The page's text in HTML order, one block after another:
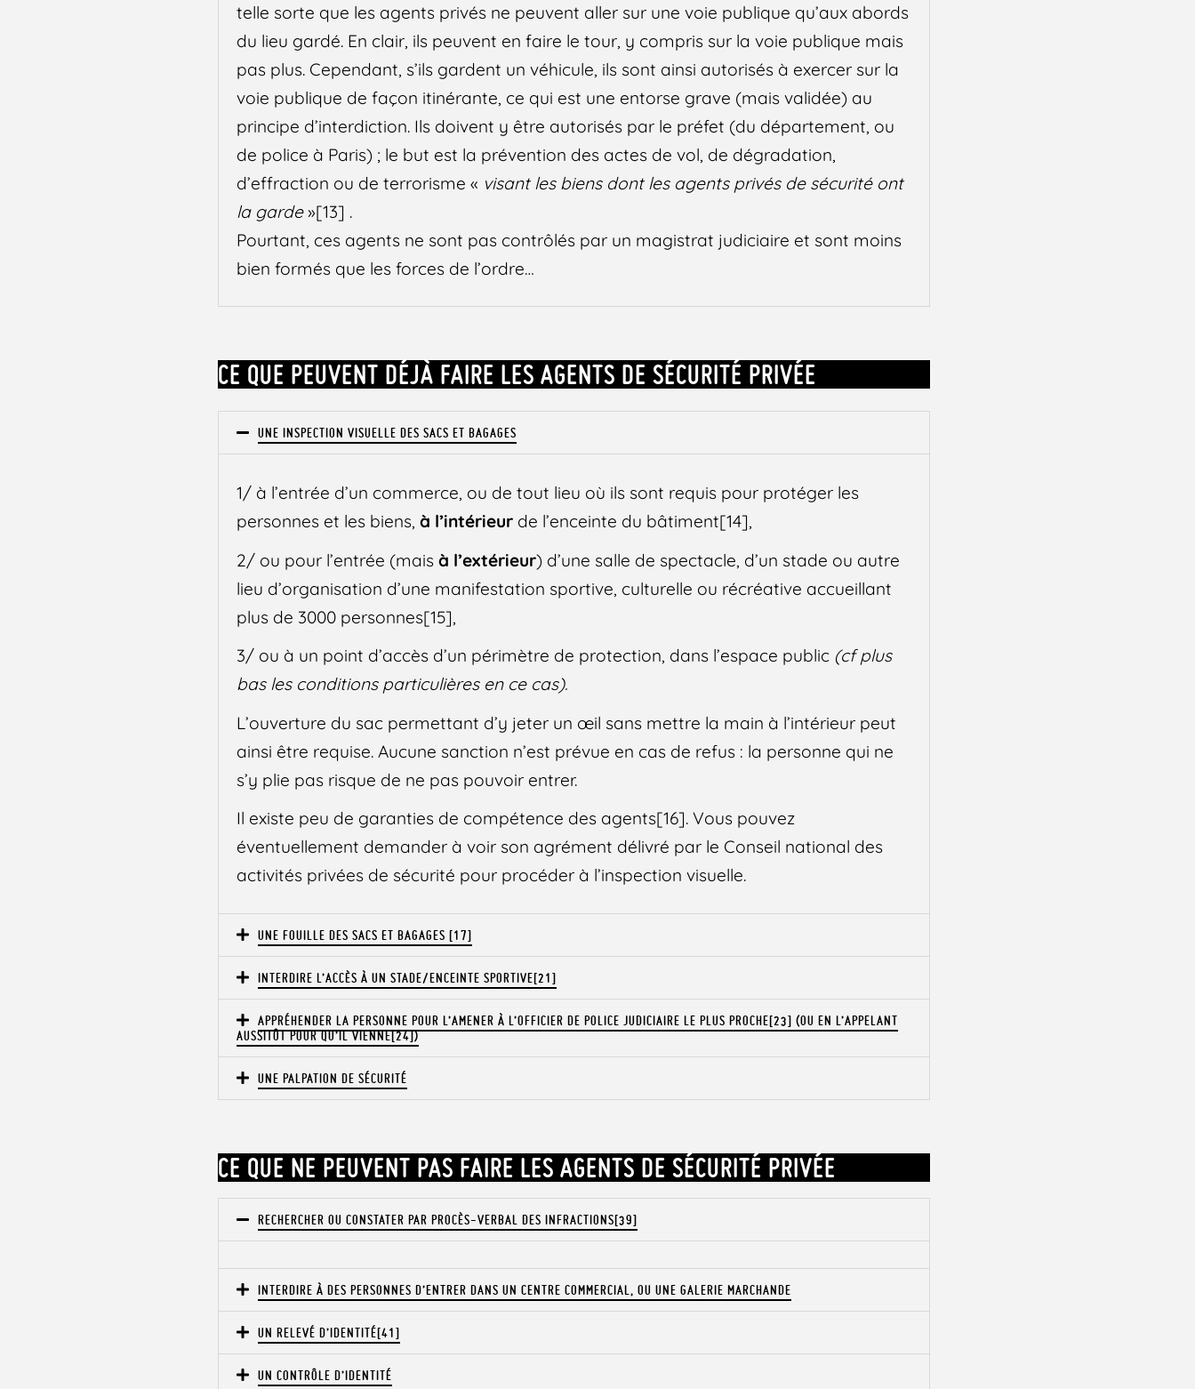
telle sorte que les agents privés ne peuvent aller sur une voie publique qu’aux abords
du lieu gardé. En clair, ils peuvent en faire le tour, y compris sur la voie publique mais
pas plus. Cependant, s’ils gardent un véhicule, ils sont ainsi autorisés à exercer sur la
voie publique de façon itinérante, ce qui est une entorse grave (mais validée) au
principe d’interdiction. Ils doivent y être autorisés par le préfet (du département, ou
de police à Paris) ; le but est la prévention des actes de vol, de dégradation,
d’effraction ou de terrorisme « visant les biens dont les agents privés de sécurité ont
la garde»[13] .
Pourtant, ces agents ne sont pas contrôlés par un magistrat judiciaire et sont moins
bien formés que les forces de l’ordre…
CE QUE PEUVENT DÉJÀ FAIRE LES AGENTS DE SÉCURITÉ PRIVÉE
UNE INSPECTION VISUELLE DES SACS ET BAGAGES
1/ à l’entrée d’un commerce, ou de tout lieu où ils sont requis pour protéger les
personnes et les biens,à l’intérieur de l’enceinte du bâtiment[14],
2/ ou pour l’entrée (maisà l’extérieur) d’une salle de spectacle, d’un stade ou autre
lieu d’organisation d’une manifestation sportive, culturelle ou récréative accueillant
plus de 3000 personnes[15],
3/ ou à un point d’accès d’un périmètre de protection, dans l’espace public (cf plus
bas les conditions particulières en ce cas).
L’ouverture du sac permettant d’y jeter un œil sans mettre la main à l’intérieur peut
ainsi être requise. Aucune sanction n’est prévue en cas de refus : la personne qui ne
s’y plie pas risque de ne pas pouvoir entrer.
Il existe peu de garanties de compétence des agents[16]. Vous pouvez
éventuellement demander à voir son agrément délivré par le Conseil national des
activités privées de sécurité pour procéder à l’inspection visuelle.
UNE FOUILLE DES SACS ET BAGAGES [17]
INTERDIRE L’ACCÈS À UN STADE/ENCEINTE SPORTIVE[21]
APPRÉHENDER LA PERSONNE POUR L’AMENER À L’OFFICIER DE POLICE JUDICIAIRE LE PLUS PROCHE[23] (OU EN L’APPELANT
AUSSITÔT POUR QU’IL VIENNE[24])
UNE PALPATION DE SÉCURITÉ
CE QUE NE PEUVENT PAS FAIRE LES AGENTS DE SÉCURITÉ PRIVÉE
RECHERCHER OU CONSTATER PAR PROCÈS-VERBAL DES INFRACTIONS[39]
INTERDIRE À DES PERSONNES D’ENTRER DANS UN CENTRE COMMERCIAL, OU UNE GALERIE MARCHANDE
UN RELEVÉ D’IDENTITÉ[41]
UN CONTRÔLE D’IDENTITÉ